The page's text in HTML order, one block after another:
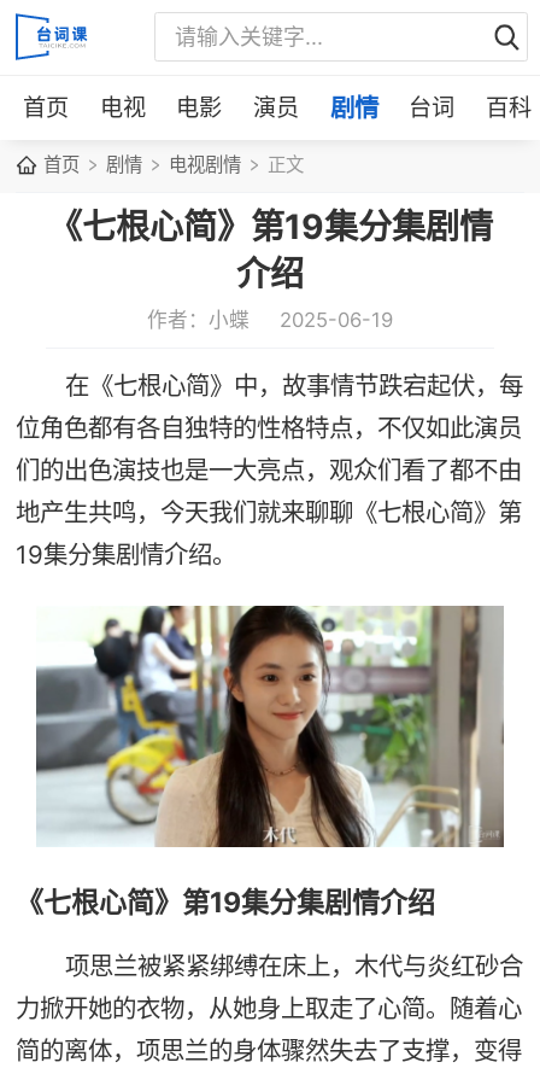
首页 电视 电影 演员 剧情 台词 百科
首页 剧情 电视剧情 正文
《七根心简》第19集分集剧情
介绍
作者：小蝶 2025-06-19
在《七根心简》中，故事情节跌宕起伏，每
位角色都有各自独特的性格特点，不仅如此演员
们的出色演技也是一大亮点，观众们看了都不由
地产生共鸣，今天我们就来聊聊《七根心简》第
19集分集剧情介绍。
《七根心简》第19集分集剧情介绍
项思兰被紧紧绑缚在床上，木代与炎红砂合
力掀开她的衣物，从她身上取走了心简。随着心
简的离体，项思兰的身体骤然失去了支撑，变得